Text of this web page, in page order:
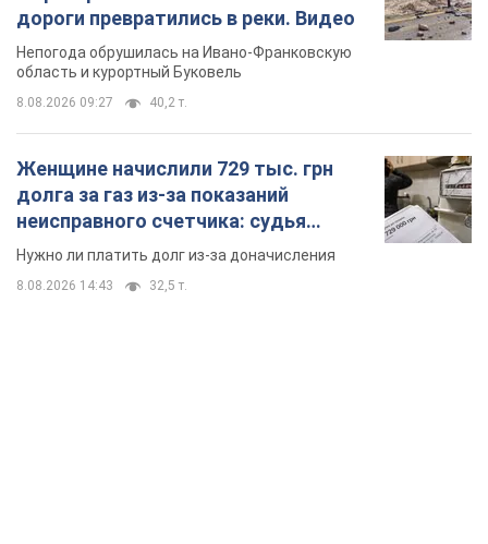
дороги превратились в реки. Видео
Непогода обрушилась на Ивано-Франковскую
область и курортный Буковель
8.08.2026 09:27 40,2 т.
Женщине начислили 729 тыс. грн
долга за газ из-за показаний
неисправного счетчика: судья
вынес неожиданное решение
Нужно ли платить долг из-за доначисления
8.08.2026 14:43 32,5 т.